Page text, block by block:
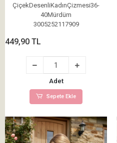
ÇiçekDesenliKadınÇizmesi36-
40Mürdüm
3005252117909
449,90 TL
Adet
Sepete Ekle